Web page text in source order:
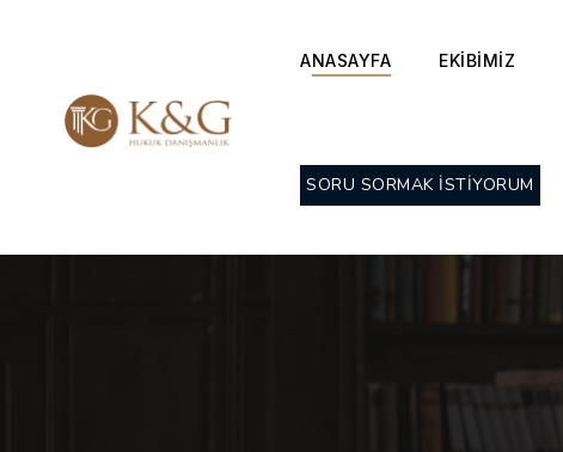
ANASAYFA EKİBİMİZ
SORU SORMAK İSTİYORUM